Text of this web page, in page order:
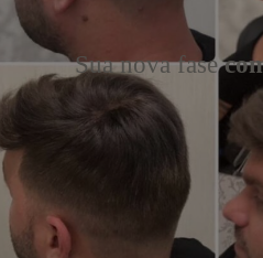
Sua nova fase